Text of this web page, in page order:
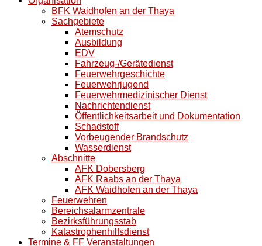
BFK Waidhofen an der Thaya
Sachgebiete
Atemschutz
Ausbildung
EDV
Fahrzeug-/Gerätedienst
Feuerwehrgeschichte
Feuerwehrjugend
Feuerwehrmedizinischer Dienst
Nachrichtendienst
Öffentlichkeitsarbeit und Dokumentation
Schadstoff
Vorbeugender Brandschutz
Wasserdienst
Abschnitte
AFK Dobersberg
AFK Raabs an der Thaya
AFK Waidhofen an der Thaya
Feuerwehren
Bereichsalarmzentrale
Bezirksführungsstab
Katastrophenhilfsdienst
Termine & FF Veranstaltungen